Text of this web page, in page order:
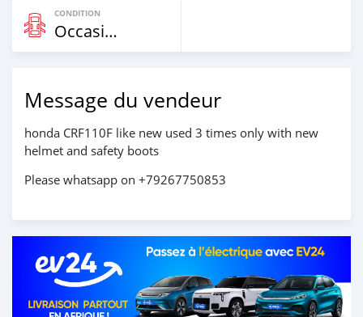
CONDITION
Occasion
Message du vendeur
honda CRF110F like new used 3 times only with new
helmet and safety boots
Please whatsapp on +79267750853